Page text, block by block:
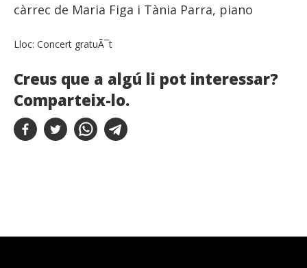
càrrec de Maria Figa i Tània Parra, piano
Lloc: Concert gratuÃ¯t
Creus que a algú li pot interessar?
Comparteix-lo.